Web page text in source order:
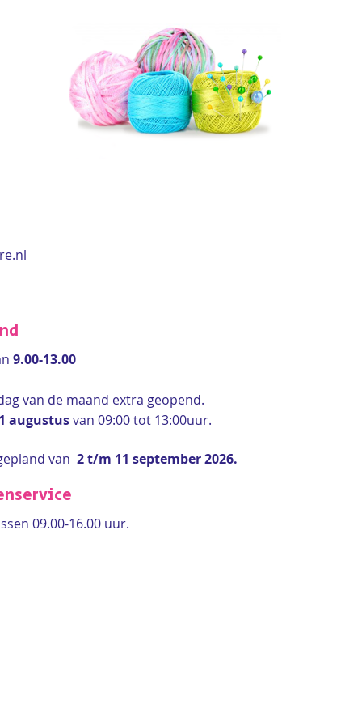
9.00-13.00
van de maand extra geopend.
augustusvan 09:00 tot 13:00uur.
van 2 t/m 11 september 2026.
09.00-16.00 uur.